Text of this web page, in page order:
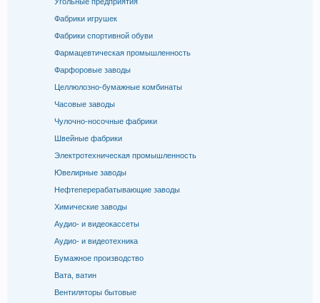
Фабрики игрушек
Фабрики спортивной обуви
Фармацевтическая промышленность
Фарфоровые заводы
Целлюлозно-бумажные комбинаты
Часовые заводы
Чулочно-носочные фабрики
Швейные фабрики
Электротехническая промышленность
Ювелирные заводы
Нефтеперерабатывающие заводы
Химические заводы
Аудио- и видеокассеты
Аудио- и видеотехника
Бумажное производство
Вата, ватин
Вентиляторы бытовые